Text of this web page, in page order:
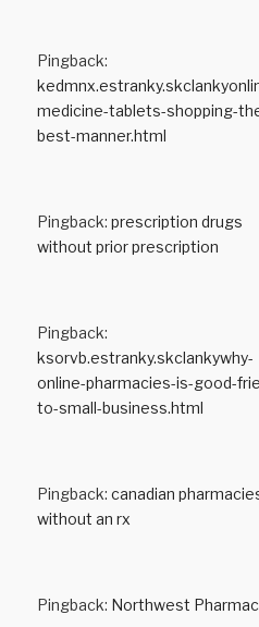
Pingback:
medicine-tablets-shopping-
best-manner.html
Pingback: prescription drugs
without prior prescription
Pingback:
ksorvb.estranky.skclankywhy-
online-pharmacies-is-good-
to-small-business.html
Pingback: canadian
without an rx
Pingback: Northwest